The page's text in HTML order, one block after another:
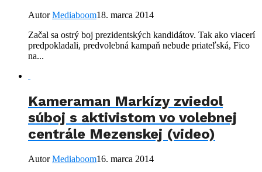
AutorMediaboom18. marca 2014
Začal sa ostrý boj prezidentských kandidátov. Tak ako viacerí
predpokladali, predvolebná kampaň nebude priateľská, Fico
na...
Kameraman Markízy zviedol
súboj s aktivistom vo volebnej
centrále Mezenskej (video)
AutorMediaboom16. marca 2014